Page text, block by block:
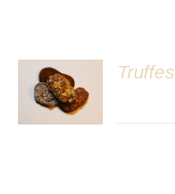
DÉTAILS
Truffes